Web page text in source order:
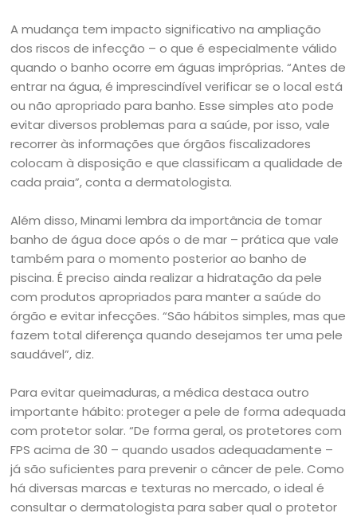
A mudança tem impacto significativo na ampliação
dos riscos de infecção – o que é especialmente válido
quando o banho ocorre em águas impróprias. “Antes de
entrar na água, é imprescindível verificar se o local está
ou não apropriado para banho. Esse simples ato pode
evitar diversos problemas para a saúde, por isso, vale
recorrer às informações que órgãos fiscalizadores
colocam à disposição e que classificam a qualidade de
cada praia”, conta a dermatologista.
Além disso, Minami lembra da importância de tomar
banho de água doce após o de mar – prática que vale
também para o momento posterior ao banho de
piscina. É preciso ainda realizar a hidratação da pele
com produtos apropriados para manter a saúde do
órgão e evitar infecções. “São hábitos simples, mas que
fazem total diferença quando desejamos ter uma pele
saudável”, diz.
Para evitar queimaduras, a médica destaca outro
importante hábito: proteger a pele de forma adequada
com protetor solar. “De forma geral, os protetores com
FPS acima de 30 – quando usados adequadamente –
já são suficientes para prevenir o câncer de pele. Como
há diversas marcas e texturas no mercado, o ideal é
consultar o dermatologista para saber qual o protetor